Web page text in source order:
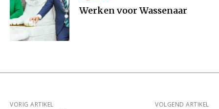
Werken voor Wassenaar
VORIG ARTIKEL VOLGEND ARTIKEL